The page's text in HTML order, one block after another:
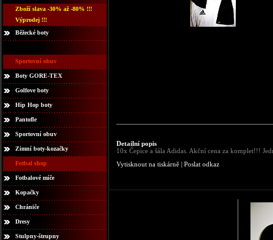
Zboží slava -30% až -80% !!!
Výprodej !!!
Běžecké boty
Sportovní obuv
Boty GORE-TEX
Golfove boty
Hip Hop boty
Pantofle
Sportovní obuv
Zimní boty-kozačky
Fotbal shop
Fotbalové míče
Kopačky
Chrániče
Dresy
Stulpny-štrupny
Detailní popis
10x Čepice a šála Adidas. Akční cena za komplet!!!
Vytisknout na tiskárně | Poslat odkaz